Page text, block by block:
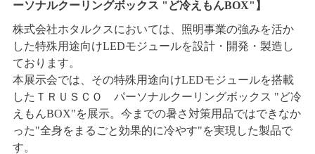
ーソナルクーリングボックス "ど冷えもんBOX"】
株式会社ホタルクスにおいては、照明事業の強みを活か
した特殊用途向けLEDモジュールを設計・開発・製造し
ております。
本展示会では、その特殊用途向けLEDモジュールを搭載
したＴＲＵＳＣＯ パーソナルクーリングボックス "ど冷
えもんBOX"を展示。今までの暑さ対策用品ではできなか
った"全身をまるごと効果的に冷やす"を実現した製品で
す。